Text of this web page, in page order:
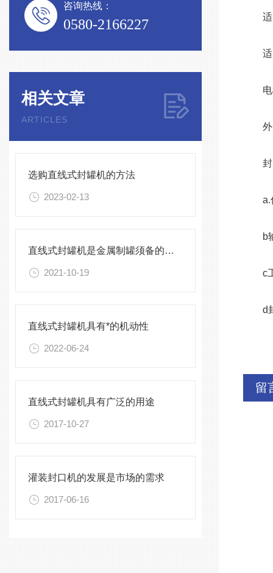
咨询热线：
0580-2166227
相关文章
ARTICLES
选购直线式封罐机的方法
2023-02-13
直线式封罐机是金属制罐须备的加工设备
2021-10-19
直线式封罐机具有*的机动性
2022-06-24
直线式封罐机具有广泛的用途
2017-10-27
灌装封口机的发展是市场的需求
2017-06-16
适用
适用
电
外形
封
a.传
b输
c工
d封
留